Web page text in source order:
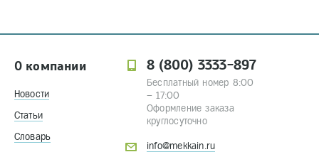
О компании
Новости
Статьи
Словарь
8 (800) 3333-897
Бесплатный номер 8:00
– 17:00
Оформление заказа
круглосуточно
info@mekkain.ru